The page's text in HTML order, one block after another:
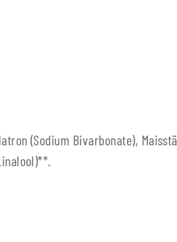
(Sodium Bivarbonate),